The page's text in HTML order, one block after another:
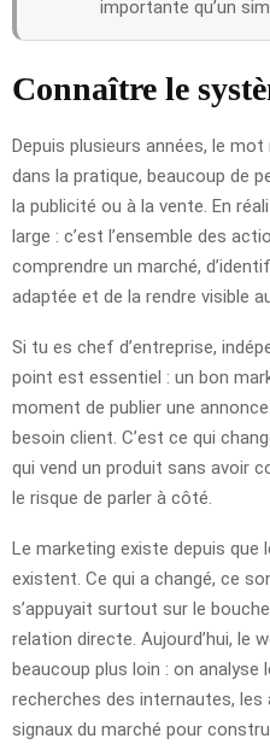
importante qu’un
Connaître le
Depuis plusieurs années, le
dans la pratique, beaucoup de
la publicité ou à la vente. En
large : c’est l’ensemble des
comprendre un marché,
adaptée et de la rendre visible
Si tu es chef d’entreprise,
point est essentiel : un bon
moment de publier une
besoin client. C’est ce qui
qui vend un produit sans avoir
le risque de parler à côté.
Le marketing existe depuis que
existent. Ce qui a changé, ce
s’appuyait surtout sur le
relation directe. Aujourd’hui, le
beaucoup plus loin : on
recherches des internautes,
signaux du marché pour